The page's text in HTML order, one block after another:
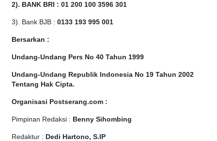
2). BANK BRI : 01 200 100 3596 301
3). Bank BJB : 0133 193 995 001
Bersarkan :
Undang-Undang Pers No 40 Tahun 1999
Undang-Undang Republik Indonesia No 19 Tahun 2002
Tentang Hak Cipta.
Organisasi Postserang.com :
Pimpinan Redaksi : Benny Sihombing
Redaktur : Dedi Hartono, S.IP